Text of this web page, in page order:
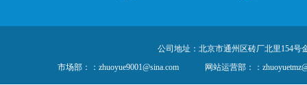
公司地址：北京市通州区砖厂北里154号
市场部：：zhuoyue9001@sina.com
网站运营部：：